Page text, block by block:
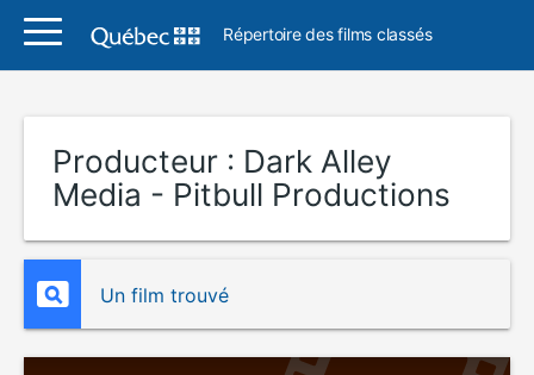
Répertoire des films classés
Producteur : Dark Alley
Media - Pitbull Productions
Un film trouvé